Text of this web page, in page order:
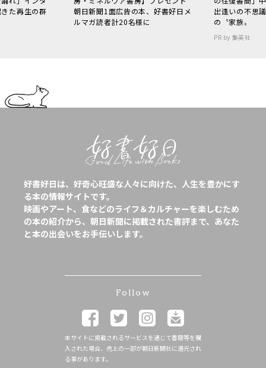
た再生の群
朝日新聞1面広告の本、好書好日メ
ルマガ読者計20名様に
出逢いの不思
の〝家族〟
PR by 集英社
好書好日は、好奇心旺盛な人々に向けた、人生を豊かにす
る本の情報サイトです。
映画やアート、食などのライフ＆カルチャーを楽しむため
の本の紹介から、朝日新聞に掲載された書評まで、あなた
と本の出会いをお手伝いします。
Follow
本サイトに掲載されるサービスを通じて書籍等を購
入された場合、売上の一部が朝日新聞社に還元され
る事があります。